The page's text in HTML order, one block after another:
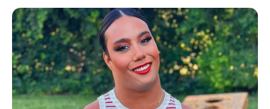
These '90s Couples Will Always Hold A Special
Place In Our Hearts
BRAINBERRIES